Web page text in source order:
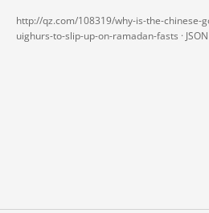
http://qz.com/108319/why-is-the-chinese-
uighurs-to-slip-up-on-ramadan-fasts · JSON